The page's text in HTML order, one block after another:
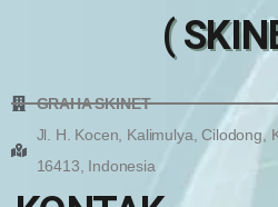
(
GRAHA SKINET
Jl. H. Kocen, Kalimulya, Cilodong,
16413, Indonesia